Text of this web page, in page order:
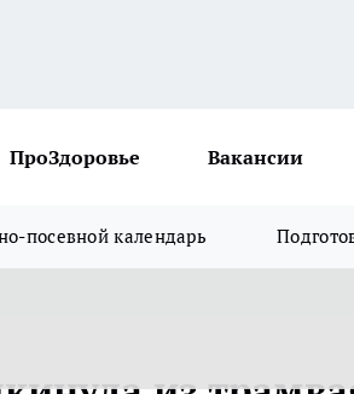
ПроЗдоровье Вакансии
посевной календарь